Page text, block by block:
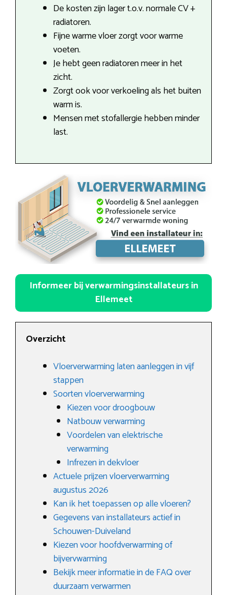
De kosten zijn lager t.o.v. normale CV +
radiatoren.
Fijne warme vloer zorgt voor warme
voeten.
Je hebt geen radiatoren meer in het
zicht.
Zorgt ook voor verkoeling als het buiten
warm is.
Mensen met stofallergie hebben minder
last.
Informeer bij verwarmingsinstallateurs in
Ellemeet
Overzicht
Vloerverwarming laten aanleggen in vijf
stappen
Soorten vloerverwarming
Kiezen voor droogbouw
Natbouw verwarming
Voordelen van elektrische
verwarming
Infrezen in dekvloer
Actuele prijzen vloerverwarming
augustus 2026
Kan ik het toepassen op alle vloeren?
Gegevens van installateurs actief in
Schouwen-Duiveland
Kiezen voor hoofdverwarming of
bijvervwarming
Bekijk meer informatie in de FAQ over
duurzaam verwarmen